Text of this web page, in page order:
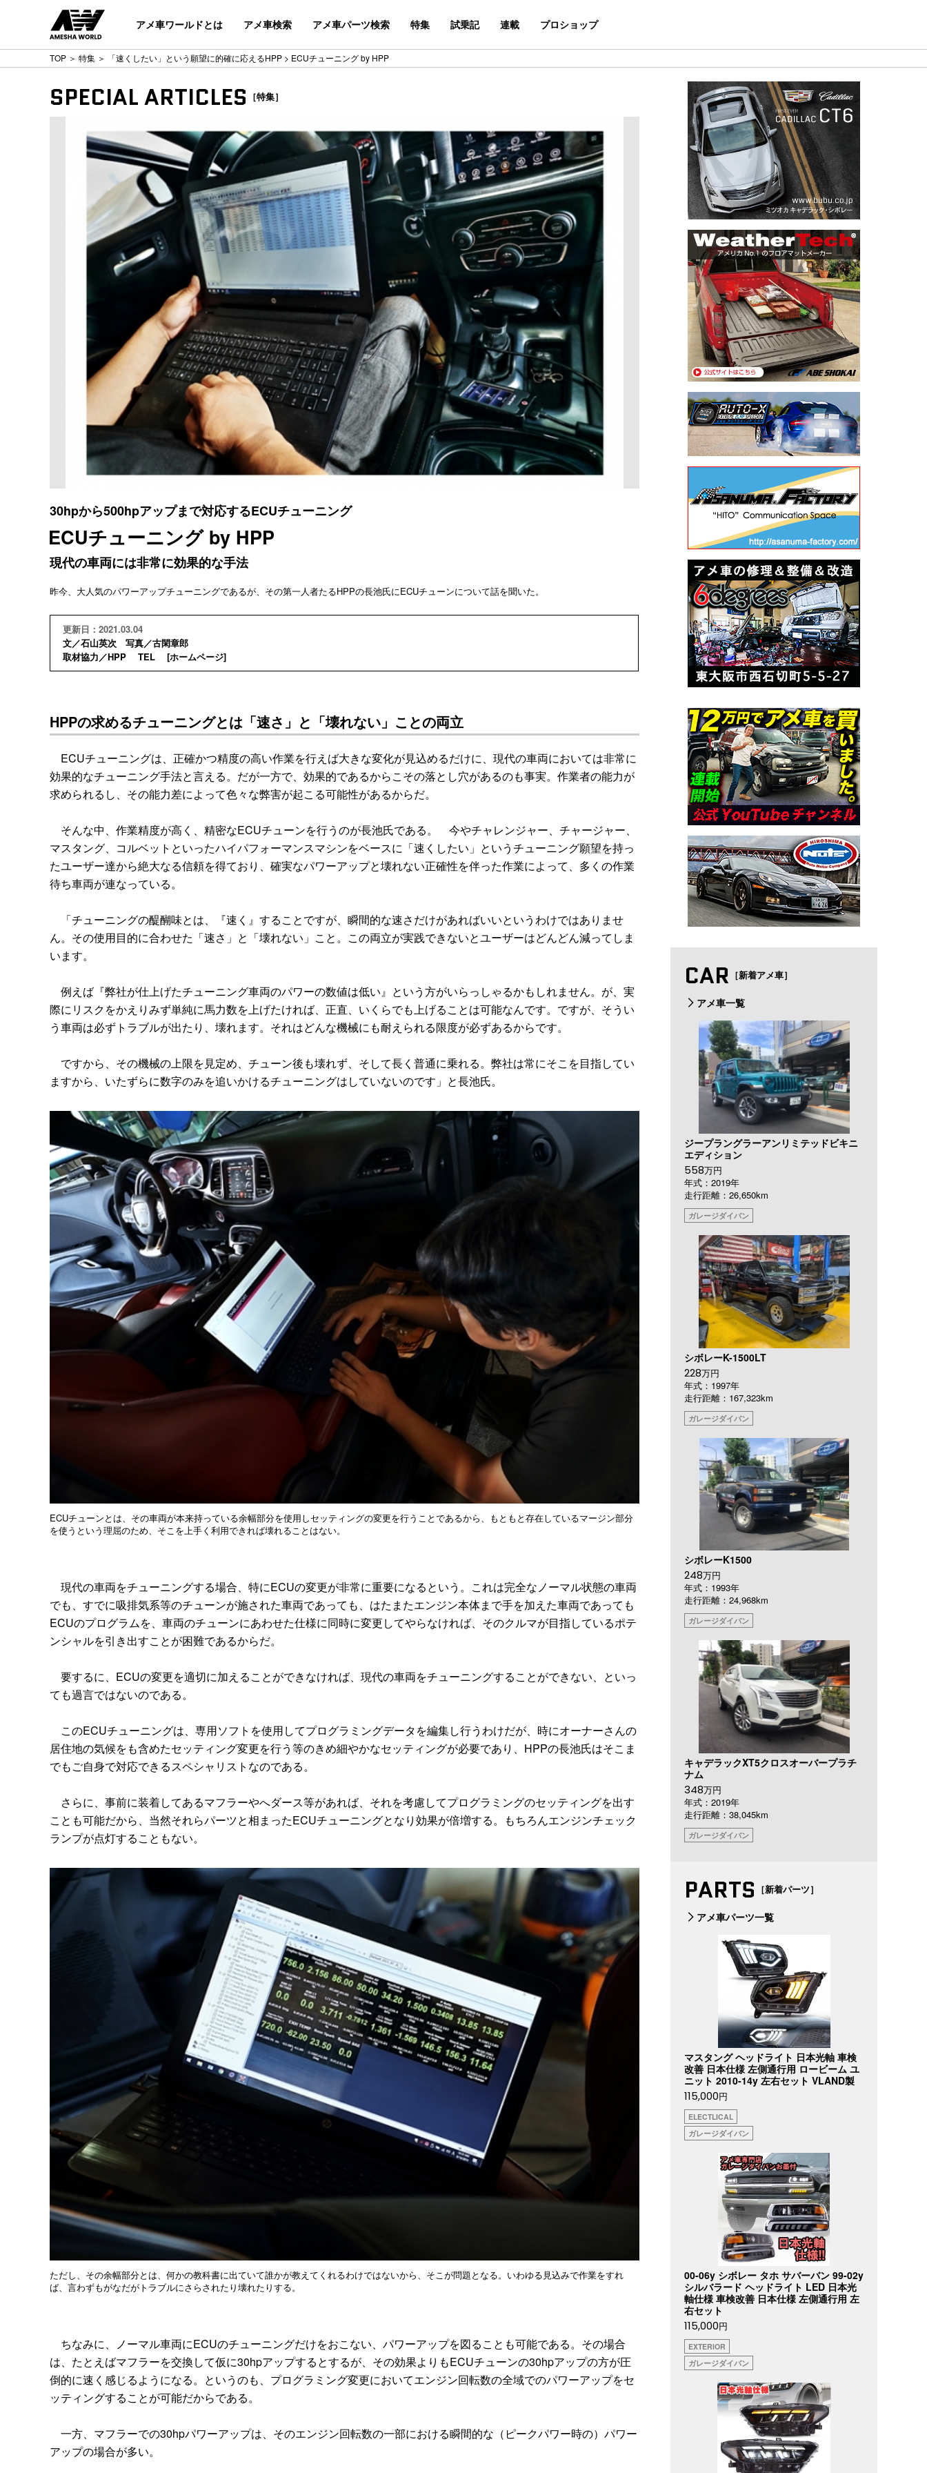
アメ車ワールドとは アメ車検索 アメ車パーツ検索 特集 試乗記 連載 プロショップ
TOP ＞ 特集 ＞ 「速くしたい」という願望に的確に応えるHPP > ECUチューニング by HPP
SPECIAL ARTICLES ［特集］
30hpから500hpアップまで対応するECUチューニング
ECUチューニング by HPP
現代の車両には非常に効果的な手法
昨今、大人気のパワーアップチューニングであるが、その第一人者たるHPPの長池氏にECUチューンについて話を聞いた。
更新日：2021.03.04
文／石山英次 写真／古閑章郎
取材協力／HPP TEL [ホームページ]
HPPの求めるチューニングとは「速さ」と「壊れない」ことの両立
ECUチューニングは、正確かつ精度の高い作業を行えば大きな変化が見込めるだけに、現代の車両においては非常に
効果的なチューニング手法と言える。だが一方で、効果的であるからこその落とし穴があるのも事実。作業者の能力が
求められるし、その能力差によって色々な弊害が起こる可能性があるからだ。
そんな中、作業精度が高く、精密なECUチューンを行うのが長池氏である。 今やチャレンジャー、チャージャー、
マスタング、コルベットといったハイパフォーマンスマシンをベースに「速くしたい」というチューニング願望を持っ
たユーザー達から絶大なる信頼を得ており、確実なパワーアップと壊れない正確性を伴った作業によって、多くの作業
待ち車両が連なっている。
「チューニングの醍醐味とは、『速く』することですが、瞬間的な速さだけがあればいいというわけではありませ
ん。その使用目的に合わせた「速さ」と「壊れない」こと。この両立が実践できないとユーザーはどんどん減ってしま
います。
例えば『弊社が仕上げたチューニング車両のパワーの数値は低い』という方がいらっしゃるかもしれません。が、実
際にリスクをかえりみず単純に馬力数を上げたければ、正直、いくらでも上げることは可能なんです。ですが、そうい
う車両は必ずトラブルが出たり、壊れます。それはどんな機械にも耐えられる限度が必ずあるからです。
ですから、その機械の上限を見定め、チューン後も壊れず、そして長く普通に乗れる。弊社は常にそこを目指してい
ますから、いたずらに数字のみを追いかけるチューニングはしていないのです」と長池氏。
ECUチューンとは、その車両が本来持っている余幅部分を使用しセッティングの変更を行うことであるから、もともと存在しているマージン部分
を使うという理屈のため、そこを上手く利用できれば壊れることはない。
現代の車両をチューニングする場合、特にECUの変更が非常に重要になるという。これは完全なノーマル状態の車両
でも、すでに吸排気系等のチューンが施された車両であっても、はたまたエンジン本体まで手を加えた車両であっても
ECUのプログラムを、車両のチューンにあわせた仕様に同時に変更してやらなければ、そのクルマが目指しているポテ
ンシャルを引き出すことが困難であるからだ。
要するに、ECUの変更を適切に加えることができなければ、現代の車両をチューニングすることができない、といっ
ても過言ではないのである。
このECUチューニングは、専用ソフトを使用してプログラミングデータを編集し行うわけだが、時にオーナーさんの
居住地の気候をも含めたセッティング変更を行う等のきめ細やかなセッティングが必要であり、HPPの長池氏はそこま
でもご自身で対応できるスペシャリストなのである。
さらに、事前に装着してあるマフラーやへダース等があれば、それを考慮してプログラミングのセッティングを出す
ことも可能だから、当然それらパーツと相まったECUチューニングとなり効果が倍増する。もちろんエンジンチェック
ランプが点灯することもない。
ただし、その余幅部分とは、何かの教科書に出ていて誰かが教えてくれるわけではないから、そこが問題となる。いわゆる見込みで作業をすれ
ば、言わずもがなだがトラブルにさらされたり壊れたりする。
ちなみに、ノーマル車両にECUのチューニングだけをおこない、パワーアップを図ることも可能である。その場合
は、たとえばマフラーを交換して仮に30hpアップするとするが、その効果よりもECUチューンの30hpアップの方が圧
倒的に速く感じるようになる。というのも、プログラミング変更においてエンジン回転数の全域でのパワーアップをセ
ッティングすることが可能だからである。
一方、マフラーでの30hpパワーアップは、そのエンジン回転数の一部における瞬間的な（ピークパワー時の）パワー
アップの場合が多い。
CAR ［新着アメ車］
アメ車一覧
ジープラングラーアンリミテッドビキニ
エディション
558万円
年式：2019年
走行距離：26,650km
ガレージダイバン
シボレーK-1500LT
228万円
年式：1997年
走行距離：167,323km
ガレージダイバン
シボレーK1500
248万円
年式：1993年
走行距離：24,968km
ガレージダイバン
キャデラックXT5クロスオーバープラチ
ナム
348万円
年式：2019年
走行距離：38,045km
ガレージダイバン
PARTS ［新着パーツ］
アメ車パーツ一覧
マスタング ヘッドライト 日本光軸 車検
改善 日本仕様 左側通行用 ロービーム ユ
ニット 2010-14y 左右セット VLAND製
115,000円
ELECTLICAL
ガレージダイバン
00-06y シボレー タホ サバーバン 99-02y
シルバラード ヘッドライト LED 日本光
軸仕様 車検改善 日本仕様 左側通行用 左
右セット
115,000円
EXTERIOR
ガレージダイバン